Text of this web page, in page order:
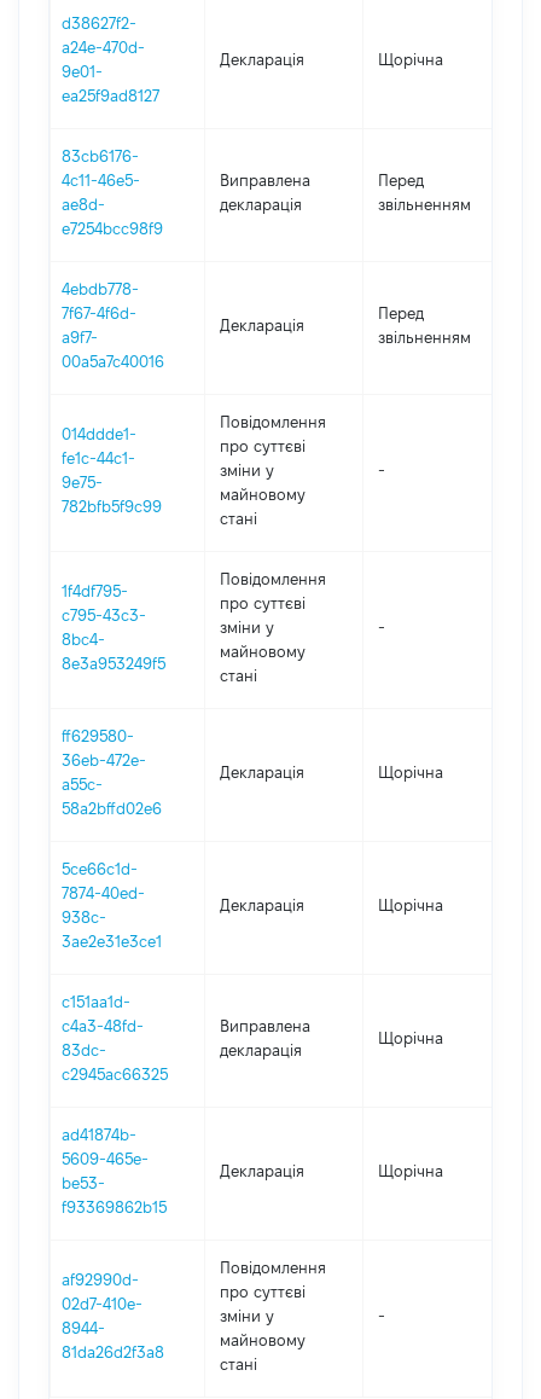
d38627f2-
a24e-470d-
9e01-
ea25f9ad8127
Декларація Щорічна
83cb6176-
4c11-46e5-
ae8d-
e7254bcc98f9
Виправлена
декларація
Перед
звільненням
4ebdb778-
7f67-4f6d-
a9f7-
00a5a7c40016
Декларація
Перед
звільненням
014ddde1-
fe1c-44c1-
9e75-
782bfb5f9c99
Повідомлення
про суттєві
зміни y
майновому
стані
-
1f4df795-
c795-43c3-
8bc4-
8e3a953249f5
Повідомлення
про суттєві
зміни y
майновому
стані
-
ff629580-
36eb-472e-
a55c-
58a2bffd02e6
Декларація Щорічна
5ce66c1d-
7874-40ed-
938c-
3ae2e31e3ce1
Декларація Щорічна
c151aa1d-
c4a3-48fd-
83dc-
c2945ac66325
Виправлена
декларація
Щорічна
ad41874b-
5609-465e-
be53-
f93369862b15
Декларація Щорічна
af92990d-
02d7-410e-
8944-
81da26d2f3a8
Повідомлення
про суттєві
зміни y
майновому
стані
-